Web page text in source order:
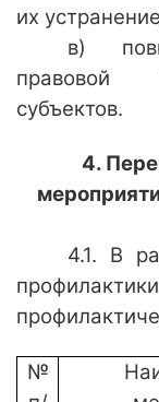
их
в)
правовой
субъектов.
4.
4.1. В
№